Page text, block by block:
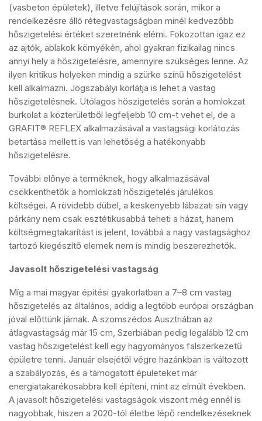
(vasbeton épületek), illetve felújítások során, mikor a
rendelkezésre álló rétegvastagságban minél kedvezőbb
hőszigetelési értéket szeretnénk elérni. Fokozottan igaz ez
az ajtók, ablakok környékén, ahol gyakran fizikailag nincs
annyi hely a hőszigetelésre, amennyire szükséges lenne. Az
ilyen kritikus helyeken mindig a szürke színű hőszigetelést
kell alkalmazni. Jogszabályi korlátja is lehet a vastag
hőszigetelésnek. Utólagos hőszigetelés során a homlokzat
burkolat a közterületből legfeljebb 10 cm-t vehet el, de a
GRAFIT® REFLEX alkalmazásával a vastagsági korlátozás
betartása mellett is van lehetőség a hatékonyabb
hőszigetelésre.
További előnye a terméknek, hogy alkalmazásával
csökkenthetők a homlokzati hőszigetelés járulékos
költségei. A rövidebb dübel, a keskenyebb lábazati sín vagy
párkány nem csak esztétikusabbá teheti a házat, hanem
költségmegtakarítást is jelent, továbbá a nagy vastagsághoz
tartozó kiegészítő elemek nem is mindig beszerezhetők.
Javasolt hőszigetelési vastagság
Míg a mai magyar építési gyakorlatban a 7–8 cm vastag
hőszigetelés az általános, addig a legtöbb európai országban
jóval előttünk járnak. A szomszédos Ausztriában az
átlagvastagság már 15 cm, Szerbiában pedig legalább 12 cm
vastag hőszigetelést kell egy hagyományos falszerkezetű
épületre tenni. Január elsejétől végre hazánkban is változott
a szabályozás, és a támogatott épületeket már
energiatakarékosabbra kell építeni, mint az elmúlt években.
A javasolt hőszigetelési vastagságok viszont még ennél is
nagyobbak, hiszen a 2020-tól életbe lépő rendelkezéseknek